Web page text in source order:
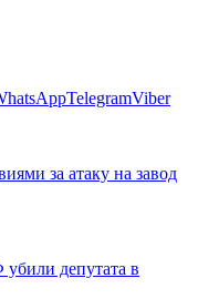
TelegramViber
за атаку на завод
депутата в